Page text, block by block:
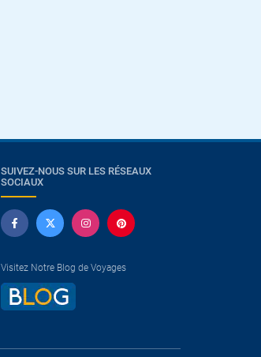
SUIVEZ-NOUS SUR LES RÉSEAUX
SOCIAUX
Visitez Notre Blog de Voyages